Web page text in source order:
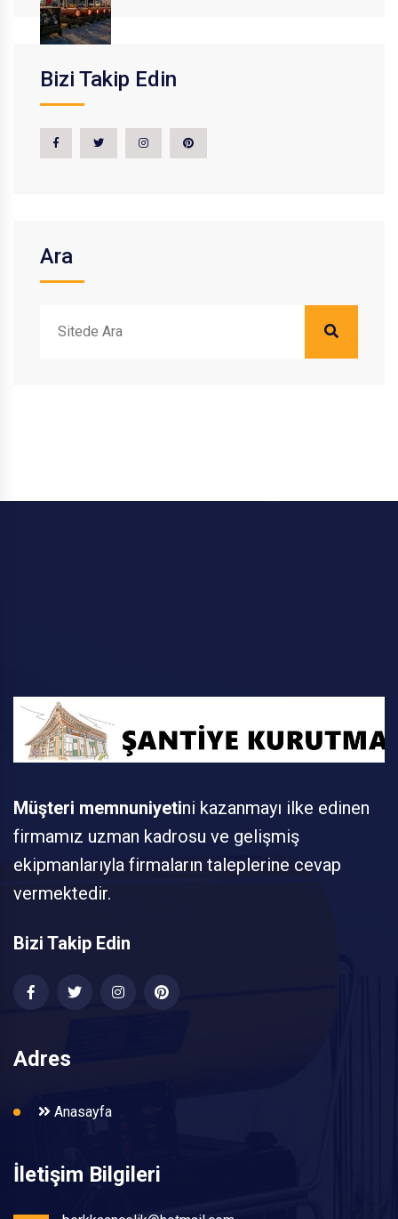
Bizi Takip Edin
Ara
Müşteri memnuniyetini kazanmayı ilke edinen
firmamız uzman kadrosu ve gelişmiş
ekipmanlarıyla firmaların taleplerine cevap
vermektedir.
Bizi Takip Edin
Adres
Anasayfa
İletişim Bilgileri